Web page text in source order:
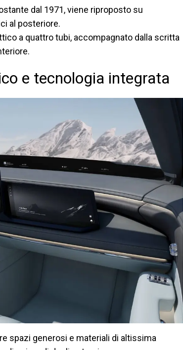
dal 1971, viene riproposto su
al posteriore.
a quattro tubi, accompagnato dalla scritta
e tecnologia integrata
spazi generosi e materiali di altissima